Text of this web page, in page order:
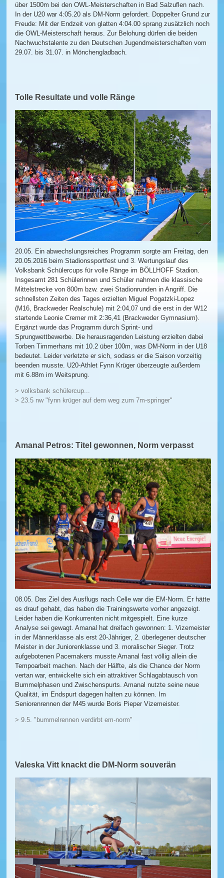
über 1500m bei den OWL-Meisterschaften in Bad Salzuflen nach.
In der U20 war 4:05.20 als DM-Norm gefordert. Doppelter Grund zur
Freude: Mit der Endzeit von glatten 4:04.00 sprang zusätzlich noch
die OWL-Meisterschaft heraus. Zur Belohung dürfen die beiden
Nachwuchstalente zu den Deutschen Jugendmeisterschaften vom
29.07. bis 31.07. in Mönchengladbach.
Tolle Resultate und volle Ränge
20.05. Ein abwechslungsreiches Programm sorgte am Freitag, den
20.05.2016 beim Stadionssportfest und 3. Wertungslauf des
Volksbank Schülercups für volle Ränge im BÖLLHOFF Stadion.
Insgesamt 281 Schülerinnen und Schüler nahmen die klassische
Mittelstrecke von 800m bzw. zwei Stadionrunden in Angriff. Die
schnellsten Zeiten des Tages erzielten Miguel Pogatzki-Lopez
(M16, Brackweder Realschule) mit 2:04,07 und die erst in der W12
startende Leonie Cremer mit 2:36,41 (Brackweder Gymnasium).
Ergänzt wurde das Programm durch Sprint- und
Sprungwettbewerbe. Die herausragenden Leistung erzielten dabei
Torben Timmerhans mit 10.2 über 100m, was DM-Norm in der U18
bedeutet. Leider verletzte er sich, sodass er die Saison vorzeitig
beenden musste. U20-Athlet Fynn Krüger überzeugte außerdem
mit 6.88m im Weitsprung.
> volksbank schülercup...
> 23.5 nw "fynn krüger auf dem weg zum 7m-springer"
Amanal Petros: Titel gewonnen, Norm verpasst
08.05. Das Ziel des Ausflugs nach Celle war die EM-Norm. Er hätte
es drauf gehabt, das haben die Trainingswerte vorher angezeigt.
Leider haben die Konkurrenten nicht mitgespielt. Eine kurze
Analyse sei gewagt. Amanal hat dreifach gewonnen: 1. Vizemeister
in der Männerklasse als erst 20-Jähriger, 2. überlegener deutscher
Meister in der Juniorenklasse und 3. moralischer Sieger. Trotz
aufgebotenen Pacemakers musste Amanal fast völlig allein die
Tempoarbeit machen. Nach der Hälfte, als die Chance der Norm
vertan war, entwickelte sich ein attraktiver Schlagabtausch von
Bummelphasen und Zwischenspurts. Amanal nutzte seine neue
Qualität, im Endspurt dagegen halten zu können. Im
Seniorenrennen der M45 wurde Boris Pieper Vizemeister.
> 9.5. "bummelrennen verdirbt em-norm"
Valeska Vitt knackt die DM-Norm souverän